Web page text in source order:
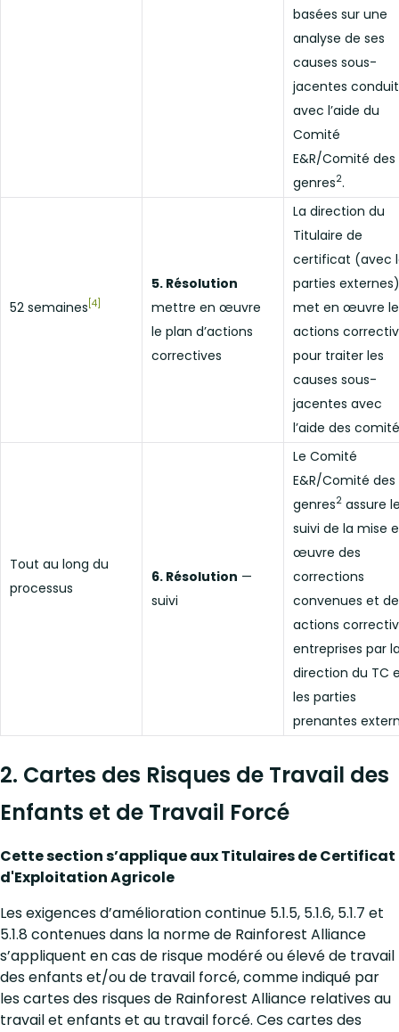
basées sur une
analyse de ses
causes sous-
jacentes
avec l’aide du
Comité
E&R/Comité des
genres2.
52 semaines [4]
5. Résolution
mettre en œuvre
le plan d’actions
correctives
La direction du
Titulaire de
certificat (avec
parties externes)
met en œuvre
actions
pour traiter les
causes sous-
jacentes avec
l’aide des
Tout au long du
processus
6. Résolution —
suivi
Le Comité
E&R/Comité des
genres2 assure
suivi de la mise
œuvre des
corrections
convenues et
actions
entreprises par
direction du TC
les parties
prenantes
2. Cartes des Risques de Travail des
Enfants et de Travail Forcé
Cette section s’applique aux Titulaires de Certificat
d'Exploitation Agricole
Les exigences d’amélioration continue 5.1.5, 5.1.6, 5.1.7 et
5.1.8 contenues dans la norme de Rainforest Alliance
s’appliquent en cas de risque modéré ou élevé de travail
des enfants et/ou de travail forcé, comme indiqué par
les cartes des risques de Rainforest Alliance relatives au
travail et enfants et au travail forcé. Ces cartes des